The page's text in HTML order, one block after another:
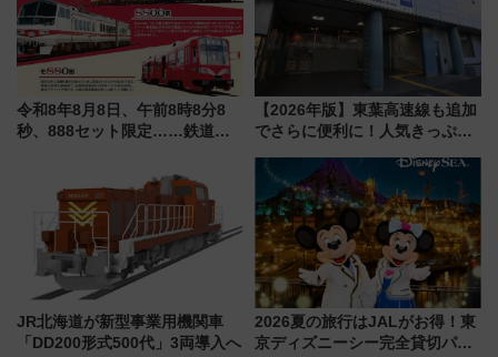
令和8年8月8日、午前8時8分8
秒、888セット限定……鉄道各
【2026年版】東葉高速線も追加
でさらに便利に！人気きっぷ
今年も発売 秋・早春に千葉県を
巡るなら使い勝手・コスパ抜群
JR北海道が新型事業用機関車
「DD200形式500代」3両導入へ
2026夏の旅行はJALがお得！東
京ディズニーシー完全貸切パー